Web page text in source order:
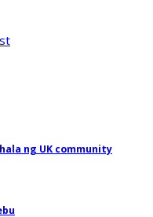
ng UK community